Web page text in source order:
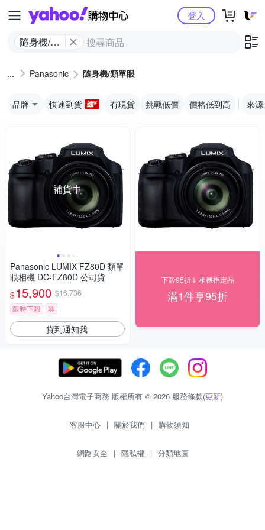
Yahoo購物中心
隨身機/類
登入
Panasonic 隨身機/類單眼
品牌 快速到貨 有現貨 挑戰低價 價格低到高 來源
補貨中
Panasonic LUMIX FZ80D 類單
眼相機 DC-FZ80D 公司貨
$15,900 $16,736
限時下殺
券
貨到通知我
下殺95折⇓ 相機指定品
滿1件享95折
Yahoo台灣電子商務 版權所有 © 2026 服務條款(更新)
客服中心 | 關於我們 | 購物須知
網路安全 | 隱私權 | 分類地圖